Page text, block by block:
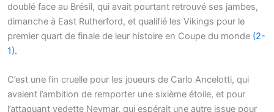
doublé face au Brésil, qui avait pourtant retrouvé ses jambes,
dimanche à East Rutherford, et qualifié les Vikings pour le
premier quart de finale de leur histoire en Coupe du monde (2-
1).
C’est une fin cruelle pour les joueurs de Carlo Ancelotti, qui
avaient l’ambition de remporter une sixième étoile, et pour
l’attaquant vedette Neymar, qui espérait une autre issue pour